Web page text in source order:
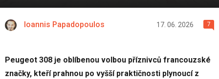
Ioannis Papadopoulos 17. 06. 2026 7
Peugeot 308 je oblíbenou volbou příznivců francouzské
značky, kteří prahnou po vyšší praktičnosti plynoucí z